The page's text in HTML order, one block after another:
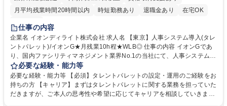
月平均残業時間20時間以内
時短勤務あり 退職金あり
在宅OK
服装自由
仕事の内容
企業名 イオンディライト株式会社 求人名 【東京】人事システム導入(タレ
ントパレット)/イオンG★月残業10h程★WLB◎ 仕事の内容 イオンGであ
り、国内ファシリティマネジメント業界No.1の当社にて、人事システム
（タレントパレット）の設定・運用・分析・改良などを担当頂きます。★
既にタレントパレットは導入を完了が完了しておりますが、 蓄積したデー
タを解析する等し組織向上を図りたいと考えています！ 【業務】■人事戦
略グループと人事グループにて、タレントパレットの各種設定・運用・デ
必要な経験・能力等
必要な経験・能力等 【必須】タレントパレットの設定・運用のご経験をお
持ちの方 【キャリア】まずはタレントパレットに関する業務を担っていた
だきますが、ご本人の思考性や希望に応じてキャリアを相談していきま